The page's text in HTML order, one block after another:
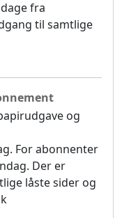
fra
til samtlige
og
For abonnenter
Der er
låste sider og